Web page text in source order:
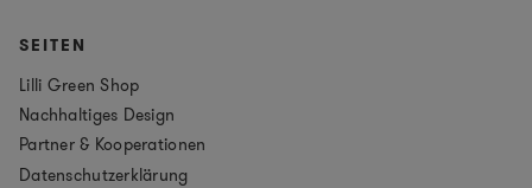
SEITEN
Lilli Green Shop
Nachhaltiges Design
Partner & Kooperationen
Datenschutzerklärung